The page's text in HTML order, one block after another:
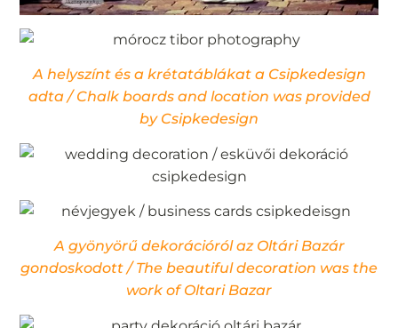
A helyszínt és a krétatáblákat a Csipkedesign
adta / Chalk boards and location was provided
by Csipkedesign
A gyönyörű dekorációról az Oltári Bazár
gondoskodott / The beautiful decoration was the
work of Oltari Bazar